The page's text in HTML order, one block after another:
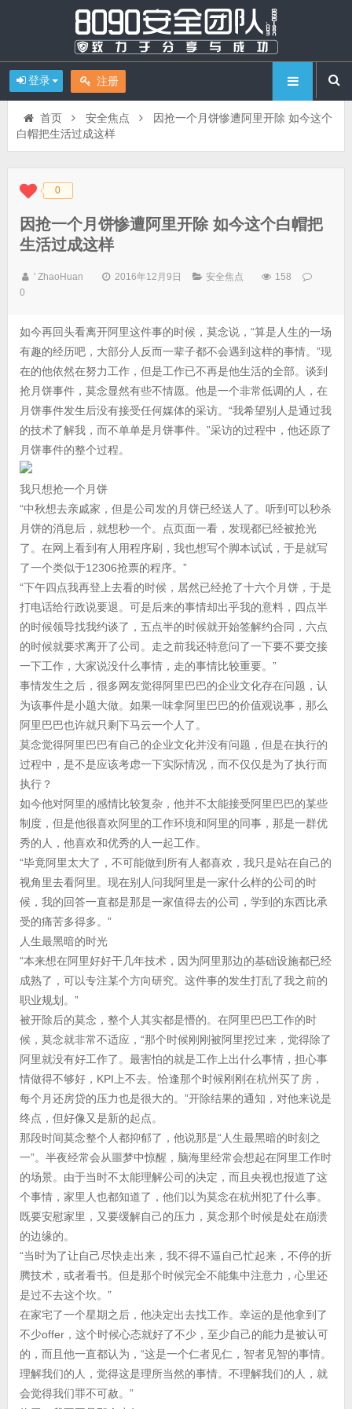
登录 注册
首页 安全焦点
因抢一个月饼惨遭阿里开除 如今这个
白帽把生活过成这样
◆◆ 0
因抢一个月饼惨遭阿里开除 如今这个白帽把
生活过成这样
' ZhaoHuan 2016年12月9日 安全焦点
158
0
如今再回头看离开阿里这件事的时候，莫念说，“算是人生的一场
有趣的经历吧，大部分人反而一辈子都不会遇到这样的事情。”现
在的他依然在努力工作，但是工作已不再是他生活的全部。谈到
抢月饼事件，莫念显然有些不情愿。他是一个非常低调的人，在
月饼事件发生后没有接受任何媒体的采访。“我希望别人是通过我
的技术了解我，而不单单是月饼事件。”采访的过程中，他还原了
月饼事件的整个过程。
我只想抢一个月饼
“中秋想去亲戚家，但是公司发的月饼已经送人了。听到可以秒杀
月饼的消息后，就想秒一个。点页面一看，发现都已经被抢光
了。在网上看到有人用程序刷，我也想写个脚本试试，于是就写
了一个类似于12306抢票的程序。”
“下午四点我再登上去看的时候，居然已经抢了十六个月饼，于是
打电话给行政说要退。可是后来的事情却出乎我的意料，四点半
的时候领导找我约谈了，五点半的时候就开始签解约合同，六点
的时候就要求离开了公司。走之前我还特意问了一下要不要交接
一下工作，大家说没什么事情，走的事情比较重要。”
事情发生之后，很多网友觉得阿里巴巴的企业文化存在问题，认
为该事件是小题大做。如果一味拿阿里巴巴的价值观说事，那么
阿里巴巴也许就只剩下马云一个人了。
莫念觉得阿里巴巴有自己的企业文化并没有问题，但是在执行的
过程中，是不是应该考虑一下实际情况，而不仅仅是为了执行而
执行？
如今他对阿里的感情比较复杂，他并不太能接受阿里巴巴的某些
制度，但是他很喜欢阿里的工作环境和阿里的同事，那是一群优
秀的人，他喜欢和优秀的人一起工作。
“毕竟阿里太大了，不可能做到所有人都喜欢，我只是站在自己的
视角里去看阿里。现在别人问我阿里是一家什么样的公司的时
候，我的回答一直都是那是一家值得去的公司，学到的东西比承
受的痛苦多得多。”
人生最黑暗的时光
“本来想在阿里好好干几年技术，因为阿里那边的基础设施都已经
成熟了，可以专注某个方向研究。这件事的发生打乱了我之前的
职业规划。”
被开除后的莫念，整个人其实都是懵的。在阿里巴巴工作的时
候，莫念就非常不适应，“那个时候刚刚被阿里挖过来，觉得除了
阿里就没有好工作了。最害怕的就是工作上出什么事情，担心事
情做得不够好，KPI上不去。恰逢那个时候刚刚在杭州买了房，
每个月还房贷的压力也是很大的。”开除结果的通知，对他来说是
终点，但好像又是新的起点。
那段时间莫念整个人都抑郁了，他说那是“人生最黑暗的时刻之
一”。半夜经常会从噩梦中惊醒，脑海里经常会想起在阿里工作时
的场景。由于当时不太能理解公司的决定，而且央视也报道了这
个事情，家里人也都知道了，他们以为莫念在杭州犯了什么事。
既要安慰家里，又要缓解自己的压力，莫念那个时候是处在崩溃
的边缘的。
“当时为了让自己尽快走出来，我不得不逼自己忙起来，不停的折
腾技术，或者看书。但是那个时候完全不能集中注意力，心里还
是过不去这个坎。”
在家宅了一个星期之后，他决定出去找工作。幸运的是他拿到了
不少offer，这个时候心态就好了不少，至少自己的能力是被认可
的，而且他一直都认为，“这是一个仁者见仁，智者见智的事情。
理解我们的人，觉得这是理所当然的事情。不理解我们的人，就
会觉得我们罪不可赦。”